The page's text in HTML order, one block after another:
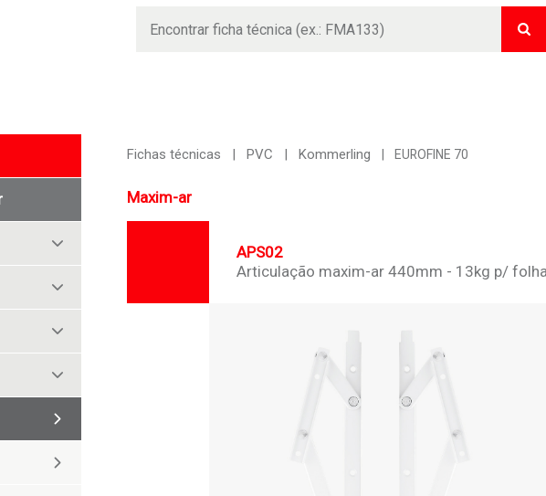
Fichas técnicas PVC Kommerling EUROFINE 70
Maxim-ar
APS02
Articulação maxim-ar 440mm - 13kg p/